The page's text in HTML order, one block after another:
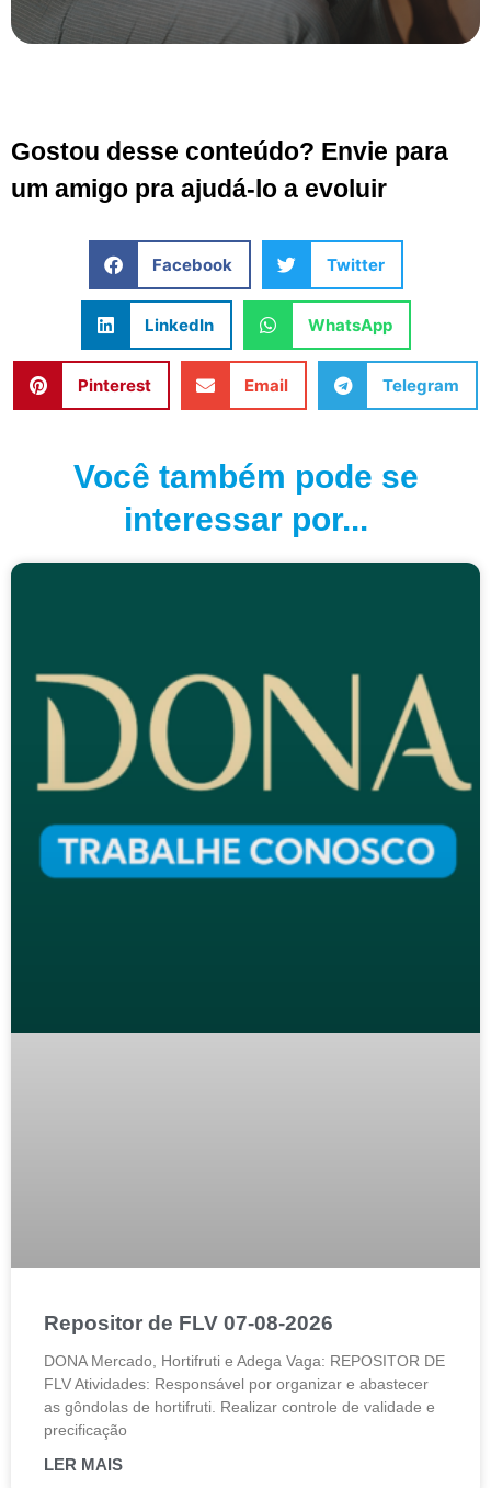
Gostou desse conteúdo? Envie para
um amigo pra ajudá-lo a evoluir
Facebook Twitter
LinkedIn WhatsApp
Pinterest Email Telegram
Você também pode se
interessar por...
Repositor de FLV 07-08-2026
DONA Mercado, Hortifruti e Adega Vaga: REPOSITOR DE
FLV Atividades: Responsável por organizar e abastecer
as gôndolas de hortifruti. Realizar controle de validade e
precificação
LER MAIS